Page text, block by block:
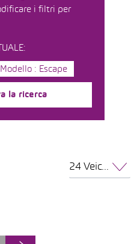
i filtri per
Modello : Escape
la ricerca
24 Veicoli per pagina